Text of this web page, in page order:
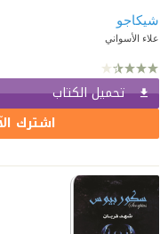
شيكاجو
علاء الأسواني
تحميل الكتاب
اشترك